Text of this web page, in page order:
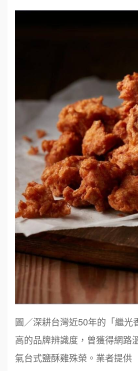
圖／深耕台灣近50年的「繼光
高的品牌辨識度，曾獲得網路
氣台式鹽酥雞殊榮。業者提供
6 鼎威維修
88thai發發泰-泰式飯行家
8 呷尚寶
周 先生/小姐
徐 先生/小姐
加盟預算
何 先生/小姐